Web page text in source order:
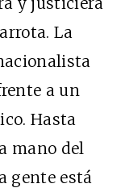
La
a un
Hasta
mano del
gente está